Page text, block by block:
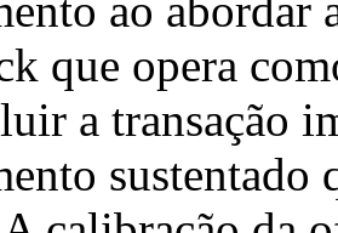
que opera
a transação
sustentado